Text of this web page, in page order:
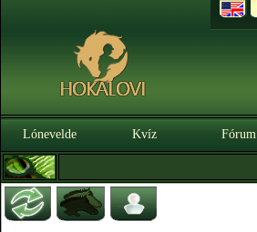
Lónevelde Kvíz Fórum